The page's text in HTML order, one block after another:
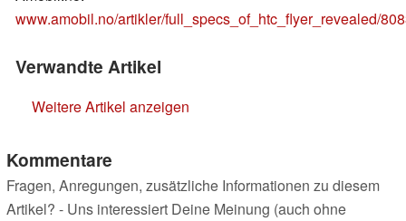
www.amobil.no/artikler/full_specs_of_htc_flyer_revealed/
Verwandte Artikel
Weitere Artikel anzeigen
Kommentare
Fragen, Anregungen, zusätzliche Informationen zu diesem
Artikel? - Uns interessiert Deine Meinung (auch ohne